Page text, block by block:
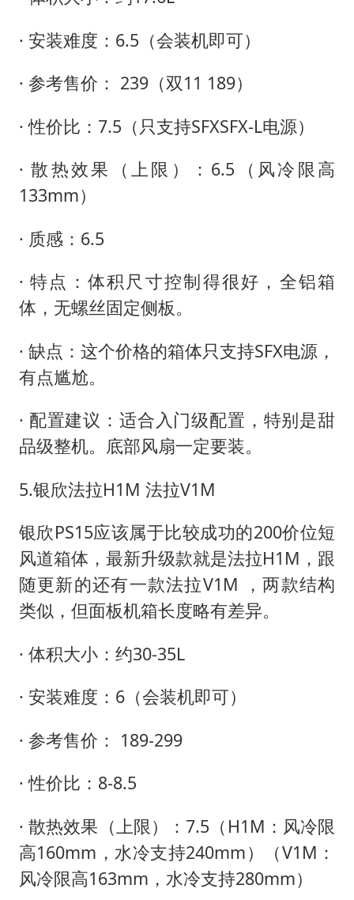
· 安装难度：6.5（会装机即可）
· 参考售价： 239（双11 189）
· 性价比：7.5（只支持SFXSFX-L电源）
· 散热效果（上限）：6.5（风冷限高
133mm）
· 质感：6.5
· 特点：体积尺寸控制得很好，全铝箱
体，无螺丝固定侧板。
· 缺点：这个价格的箱体只支持SFX电源，
有点尴尬。
· 配置建议：适合入门级配置，特别是甜
品级整机。底部风扇一定要装。
5.银欣法拉H1M 法拉V1M
银欣PS15应该属于比较成功的200价位短
风道箱体，最新升级款就是法拉H1M，跟
随更新的还有一款法拉V1M ，两款结构
类似，但面板机箱长度略有差异。
· 体积大小：约30-35L
· 安装难度：6（会装机即可）
· 参考售价： 189-299
· 性价比：8-8.5
· 散热效果（上限）：7.5（H1M：风冷限
高160mm，水冷支持240mm）（V1M：
风冷限高163mm，水冷支持280mm）